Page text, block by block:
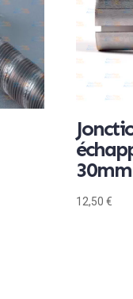
30mm
12,50€